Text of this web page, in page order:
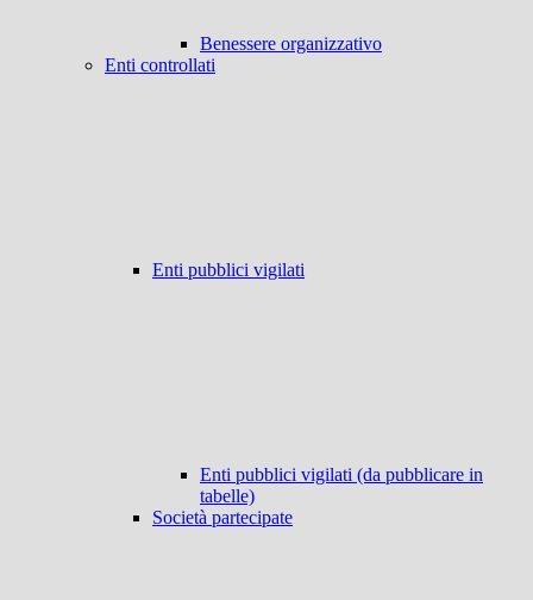
Benessere organizzativo
Enti controllati
Enti pubblici vigilati
Enti pubblici vigilati (da pubblicare in
tabelle)
Società partecipate